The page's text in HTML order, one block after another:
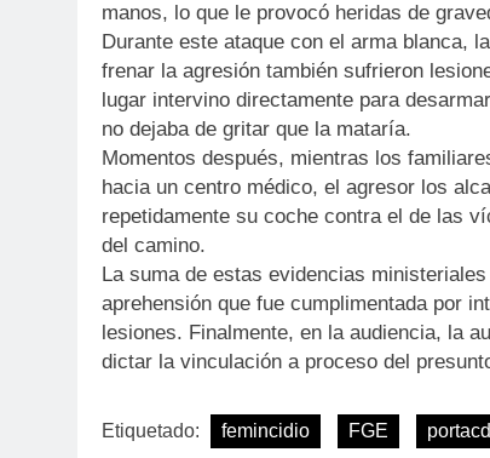
manos, lo que le provocó heridas de
Durante este ataque con el arma blanca,
frenar la agresión también sufrieron
lugar intervino directamente para
no dejaba de gritar que la mataría.
Momentos después, mientras los
hacia un centro médico, el agresor los
repetidamente su coche contra el de las
del camino.
La suma de estas evidencias
aprehensión que fue cumplimentada por
lesiones. Finalmente, en la audiencia, la
dictar la vinculación a proceso del
Etiquetado: femincidio FGE